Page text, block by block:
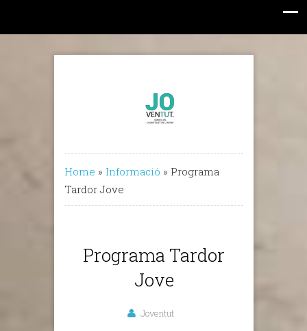
Home » Informació » Programa
Tardor Jove
Programa Tardor
Jove
Joventut